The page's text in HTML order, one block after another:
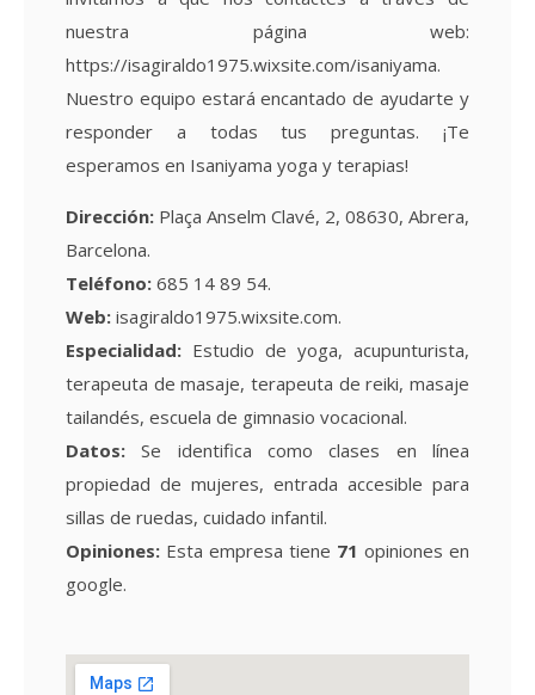
nuestra página web:
https://isagiraldo1975.wixsite.com/isaniyama.
Nuestro equipo estará encantado de ayudarte y
responder a todas tus preguntas. ¡Te
esperamos en Isaniyama yoga y terapias!
Dirección: Plaça Anselm Clavé, 2, 08630, Abrera,
Barcelona.
Teléfono: 685 14 89 54.
Web: isagiraldo1975.wixsite.com.
Especialidad: Estudio de yoga, acupunturista,
terapeuta de masaje, terapeuta de reiki, masaje
tailandés, escuela de gimnasio vocacional.
Datos: Se identifica como clases en línea
propiedad de mujeres, entrada accesible para
sillas de ruedas, cuidado infantil.
Opiniones: Esta empresa tiene 71 opiniones en
google.